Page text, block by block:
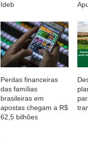
Ideb
Perdas financeiras
das famílias
brasileiras em
apostas chegam a R$
62,5 bilhões